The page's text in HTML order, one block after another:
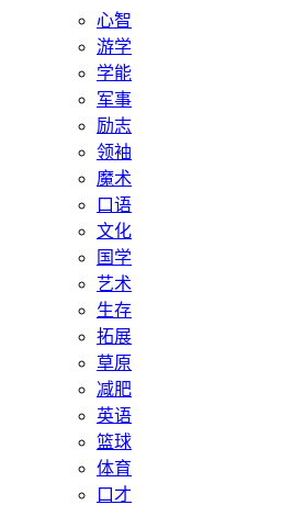
心智
游学
学能
军事
励志
领袖
魔术
口语
文化
国学
艺术
生存
拓展
草原
减肥
英语
篮球
体育
口才